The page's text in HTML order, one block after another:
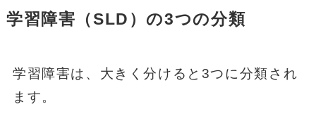
学習障害（SLD）の3つの分類
学習障害は、大きく分けると3つに分類され
ます。